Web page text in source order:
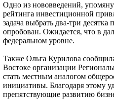
Одно из нововведений,
рейтинга инвестиционной
задача выбрать два-три
опробован. Ожидается, что в
федеральном уровне.
Также Ольга Курилова
Востоке организации
стать местным аналогом
инициативы. Благодаря этому
препятствующие развитию